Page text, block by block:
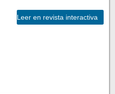
Leer en revista interactiva